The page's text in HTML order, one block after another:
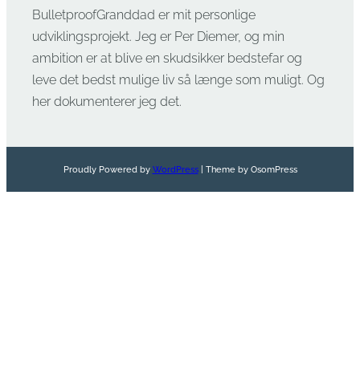
BulletproofGranddad er mit personlige
udviklingsprojekt. Jeg er Per Diemer, og min
ambition er at blive en skudsikker bedstefar og
leve det bedst mulige liv så længe som muligt. Og
her dokumenterer jeg det.
Proudly Powered by WordPress| Theme by OsomPress